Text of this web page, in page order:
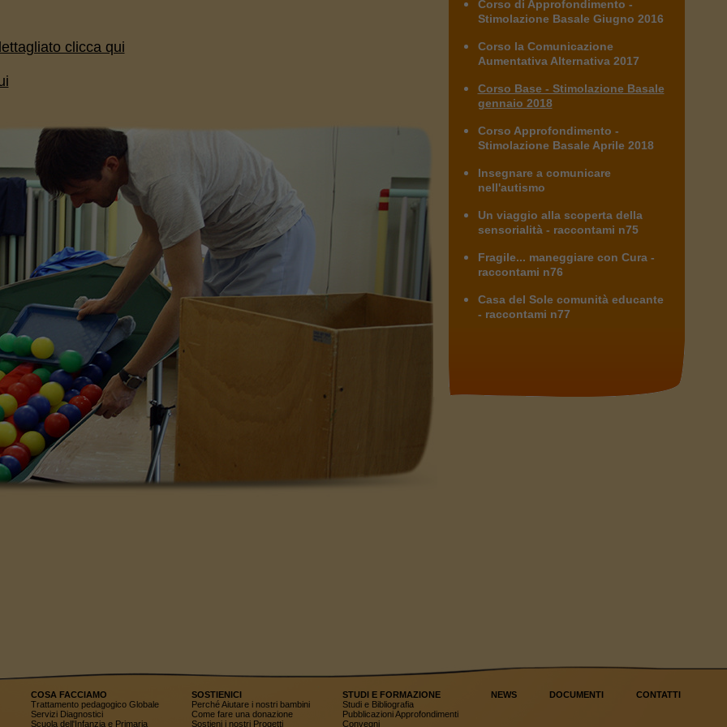
clicca qui
Corso di Approfondimento -
Stimolazione Basale Giugno 2016
Corso la Comunicazione
Aumentativa Alternativa 2017
Corso Base - Stimolazione Basale
gennaio 2018
Corso Approfondimento -
Stimolazione Basale Aprile 2018
Insegnare a comunicare
nell'autismo
Un viaggio alla scoperta della
sensorialità - raccontami n75
Fragile... maneggiare con Cura -
raccontami n76
Casa del Sole comunità educante
- raccontami n77
COSA FACCIAMO
Trattamento pedagogico Globale
Servizi Diagnostici
Scuola dell'Infanzia e Primaria
SOSTIENICI
Perché Aiutare i nostri bambini
Come fare una donazione
Sostieni i nostri Progetti
STUDI E FORMAZIONE
Studi e Bibliografia
Pubblicazioni Approfondimenti
Convegni
NEWS DOCUMENTI CONTATTI